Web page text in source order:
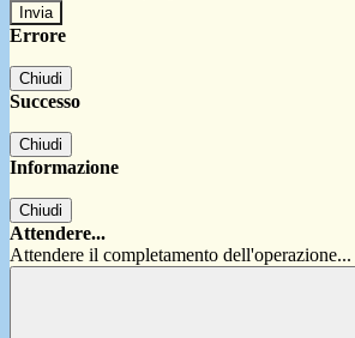
Errore
Chiudi
Successo
Chiudi
Informazione
Chiudi
Attendere...
Attendere il completamento dell'operazione...